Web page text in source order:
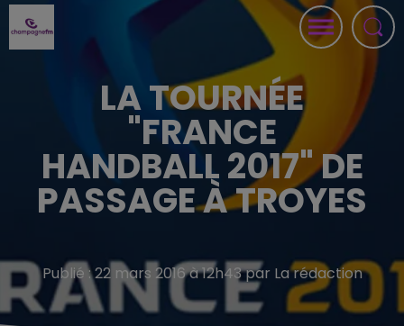
LA TOURNÉE
"FRANCE
HANDBALL 2017" DE
PASSAGE À TROYES
Publié : 22 mars 2016 à 12h43 par La rédaction